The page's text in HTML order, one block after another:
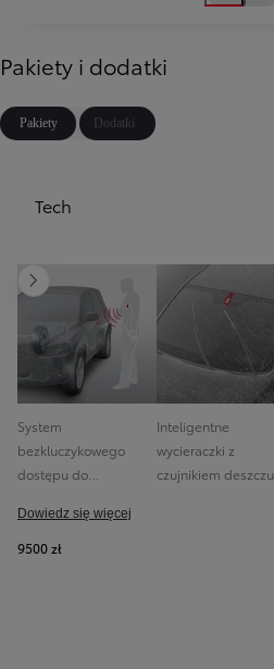
Pakiety i dodatki
Pakiety Dodatki
Tech
Następny
System
bezkluczykowego
dostępu do
(Inteligentny kluczyk)
Inteligentne
wycieraczki z
czujnikiem deszczu
Dowiedz się więcej
9500 zł